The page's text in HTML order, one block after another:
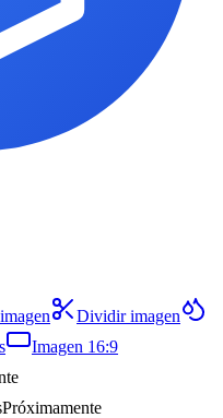
Dividir imagen
Imagen 16:9
Próximamente